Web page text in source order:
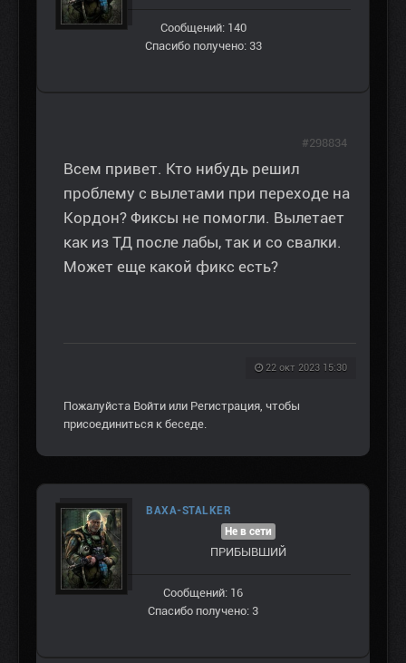
Сообщений: 140
Спасибо получено: 33
Всем привет. Кто нибудь решил
проблему с вылетами при переходе на
Кордон? Фиксы не помогли. Вылетает
как из ТД после лабы, так и со свалки.
Может еще какой фикс есть?
22 окт 2023 15:30
#298834
Пожалуйста Войти или Регистрация , чтобы
присоединиться к беседе.
BAXA-STALKER
Не в сети
ПРИБЫВШИЙ
Сообщений: 16
Спасибо получено: 3